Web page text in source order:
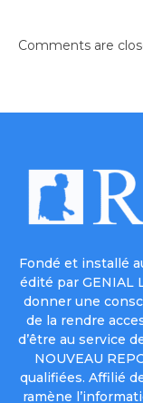
Comments are
Fondé et installé
édité par GENIAL
donner une
de la rendre
d’être au service
NOUVEAU
qualifiées. Affilié
ramène